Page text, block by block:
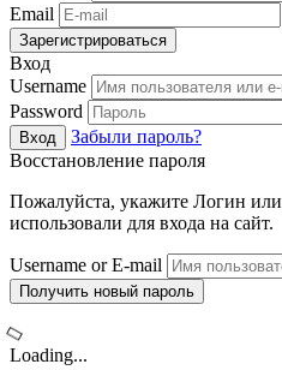
Email
Зарегистрироваться
Вход
Username
Password
Вход
Забыли пароль?
Восстановление пароля
Пожалуйста, укажите Логин
использовали для входа на сайт.
Username or E-mail
Получить новый пароль
Loading...